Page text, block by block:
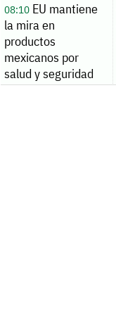
08:10 EU mantiene
la mira en
productos
mexicanos por
salud y seguridad